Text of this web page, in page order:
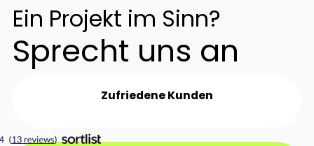
Ein Projekt im Sinn?
Sprecht uns an
Zufriedene Kunden